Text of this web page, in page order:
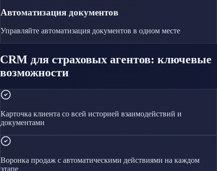
Автоматизация документов
Управляйте автоматизация документов в одном месте
CRM для страховых агентов: ключевые
возможности
Карточка клиента со всей историей взаимодействий и
документами
Воронка продаж с автоматическими действиями на каждом
этапе